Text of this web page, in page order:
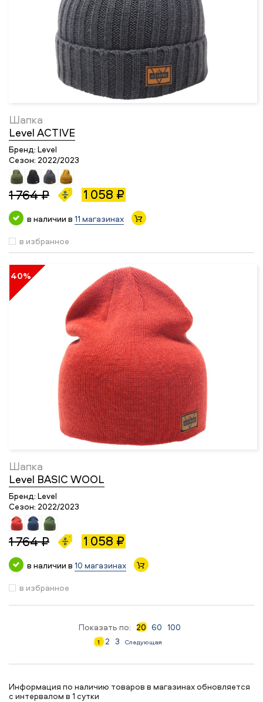
Шапка
Level ACTIVE
Бренд: Level
Сезон: 2022/2023
1 764 ₽ 1 058 ₽
в наличии в 11 магазинах
в избранное
40%
Шапка
Level BASIC WOOL
Бренд: Level
Сезон: 2022/2023
1 764 ₽ 1 058 ₽
в наличии в 10 магазинах
в избранное
Показать по: 20 60 100
1 2 3 Следующая
Информация по наличию товаров в магазинах обновляется
с интервалом в 1 сутки